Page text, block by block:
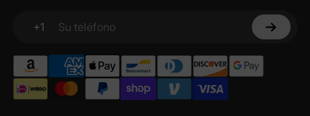
+1
Su teléfono